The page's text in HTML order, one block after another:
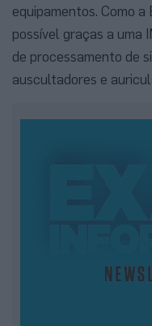
equipamentos. Como
possível graças a uma
de processamento de
auscultadores e